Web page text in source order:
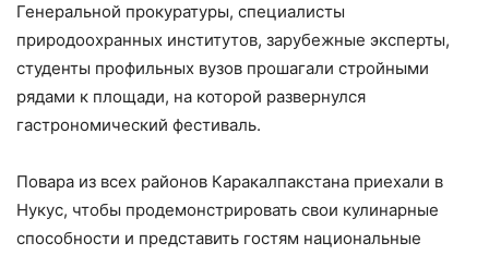
Генеральной прокуратуры, специалисты
природоохранных институтов, зарубежные эксперты,
студенты профильных вузов прошагали стройными
рядами к площади, на которой развернулся
гастрономический фестиваль.
Повара из всех районов Каракалпакстана приехали в
Нукус, чтобы продемонстрировать свои кулинарные
способности и представить гостям национальные